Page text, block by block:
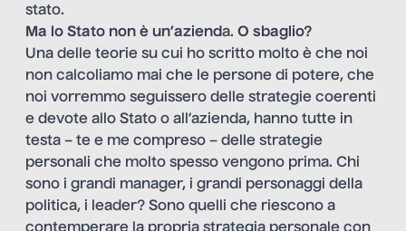
stato.
Ma lo Stato non è un’azienda. O sbaglio?
Una delle teorie su cui ho scritto molto è che noi
non calcoliamo mai che le persone di potere, che
noi vorremmo seguissero delle strategie coerenti
e devote allo Stato o all’azienda, hanno tutte in
testa – te e me compreso – delle strategie
personali che molto spesso vengono prima. Chi
sono i grandi manager, i grandi personaggi della
politica, i leader? Sono quelli che riescono a